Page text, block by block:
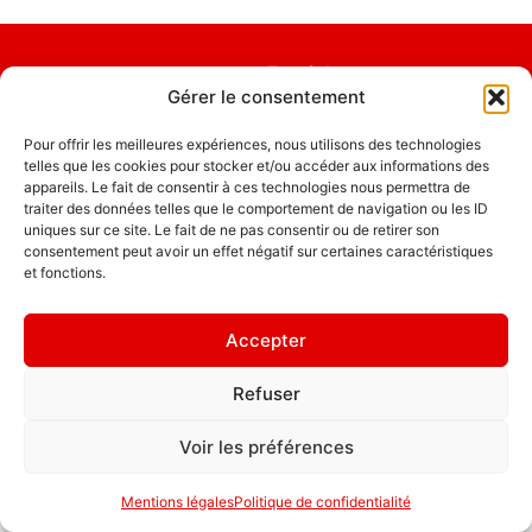
Gérer le consentement
Pour offrir les meilleures expériences, nous utilisons des technologies
telles que les cookies pour stocker et/ou accéder aux informations des
appareils. Le fait de consentir à ces technologies nous permettra de
traiter des données telles que le comportement de navigation ou les ID
uniques sur ce site. Le fait de ne pas consentir ou de retirer son
consentement peut avoir un effet négatif sur certaines caractéristiques
et fonctions.
Accepter
Refuser
Voir les préférences
Mentions légalesPolitique de confidentialité
Emplois
Contact / Accès
Mentions légales
" Ce ne sont pas
les pierres qui
bâtissent la
les hôtes. "
Politique de
confidentialité
GDL Construction
2026
6, Rue des
Planches